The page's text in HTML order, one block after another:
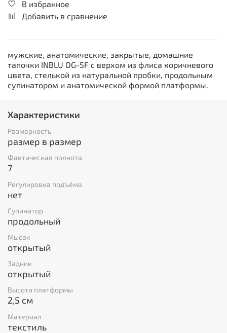
В избранное
Добавить в сравнение
мужские, анатомические, закрытые, домашние
тапочки INBLU OG-5F с верхом из флиса коричневого
цвета, стелькой из натуральной пробки, продольным
супинатором и анатомической формой платформы.
Характеристики
Размерность
размер в размер
Фактическая полнота
7
Регулировка подъёма
нет
Супинатор
продольный
Мысок
открытый
Задник
открытый
Высота платформы
2,5 см
Материал
текстиль